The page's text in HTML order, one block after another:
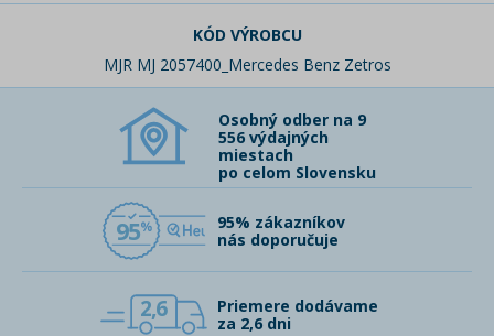
KÓD VÝROBCU
MJR MJ 2057400_Mercedes Benz Zetros
Osobný odber na 9
556 výdajných
miestach
po celom Slovensku
95
95% zákazníkov
nás doporučuje
2,6
Priemere dodávame
za 2,6 dni